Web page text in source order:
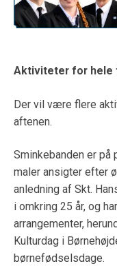
Aktiviteter for hele
Der vil være flere
aftenen.
Sminkebanden er på
maler ansigter efter
anledning af Skt.
i omkring 25 år, og
arrangementer,
Kulturdag i
børnefødselsdage.